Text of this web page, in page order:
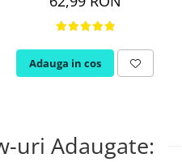
Adauga in cos
uri Adaugate: